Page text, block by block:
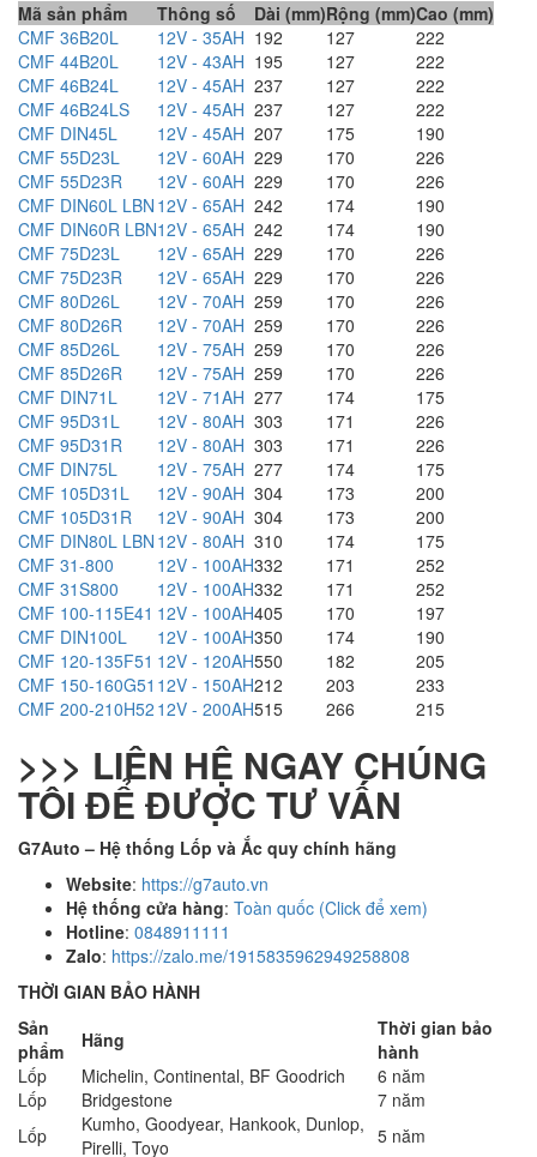
Mã sản phẩm Thông số Dài (mm)Rộng (mm)Cao (mm)
CMF 36B20L
12V - 35AH 192 127
222
CMF 44B20L
12V - 43AH 195 127
222
CMF 46B24L
12V - 45AH 237 127
222
CMF 46B24LS
12V - 45AH 237 127
222
CMF DIN45L
12V - 45AH 207 175
190
CMF 55D23L
12V - 60AH 229 170
226
CMF 55D23R
12V - 60AH 229 170
226
CMF DIN60L LBN 12V - 65AH 242 174
190
CMF DIN60R LBN12V - 65AH 242 174
190
CMF 75D23L
12V - 65AH 229 170
226
CMF 75D23R
12V - 65AH 229 170
226
CMF 80D26L
12V - 70AH 259 170
226
CMF 80D26R
12V - 70AH 259 170
226
CMF 85D26L
12V - 75AH 259 170
226
CMF 85D26R
12V - 75AH 259 170
226
CMF DIN71L
12V - 71AH 277 174
175
CMF 95D31L
12V - 80AH 303 171
226
CMF 95D31R
12V - 80AH 303 171
226
CMF DIN75L
12V - 75AH 277 174
175
CMF 105D31L
12V - 90AH 304 173
200
CMF 105D31R
12V - 90AH 304 173
200
CMF DIN80L LBN 12V - 80AH 310 174
175
CMF 31-800
12V - 100AH332 171
252
CMF 31S800
12V - 100AH332 171
252
CMF 100-115E41 12V - 100AH405 170
197
CMF DIN100L
12V - 100AH350 174
190
CMF 120-135F51 12V - 120AH550 182
205
CMF 150-160G51 12V - 150AH212 203
233
CMF 200-210H52 12V - 200AH515 266 215
>>> LIÊN HỆ NGAY CHÚNG
TÔI ĐỂ ĐƯỢC TƯ VẤN
G7Auto – Hệ thống Lốp và Ắc quy chính hãng
Website: https://g7auto.vn
Hệ thống cửa hàng: Toàn quốc (Click để xem)
Hotline: 0848911111
Zalo: https://zalo.me/1915835962949258808
THỜI GIAN BẢO HÀNH
Sản
phẩm
Hãng
Thời gian bảo
hành
Lốp
Michelin, Continental, BF Goodrich
6 năm
Lốp
Bridgestone
7 năm
Lốp
Kumho, Goodyear, Hankook, Dunlop,
Pirelli, Toyo
5 năm